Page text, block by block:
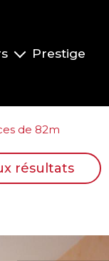
le Clusinois
Prestige
de 82m
résultats